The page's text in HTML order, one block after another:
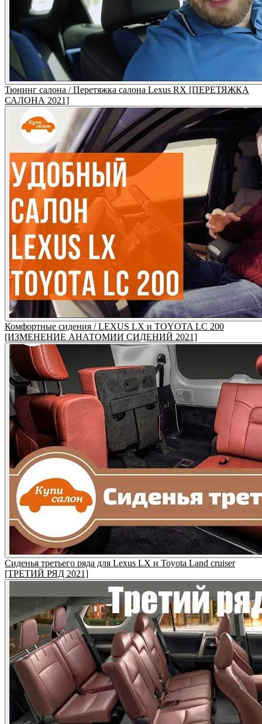
Тюнинг салона / Перетяжка салона Lexus RX [ПЕРЕТЯЖКА
САЛОНА 2021]
Комфортные сидения / LEXUS LX и TOYOTA LC 200
[ИЗМЕНЕНИЕ АНАТОМИИ СИДЕНИЙ 2021]
Сиденья третьего ряда для Lexus LX и Toyota Land cruiser
[ТРЕТИЙ РЯД 2021]